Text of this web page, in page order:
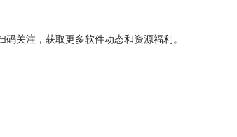
关注，获取更多软件动态和资源福利。